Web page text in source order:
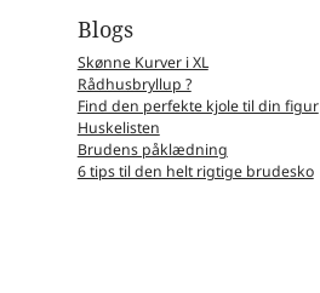
Blogs
Skønne Kurver i XL
Rådhusbryllup ?
Find den perfekte kjole til din figur
Huskelisten
Brudens påklædning
6 tips til den helt rigtige brudesko